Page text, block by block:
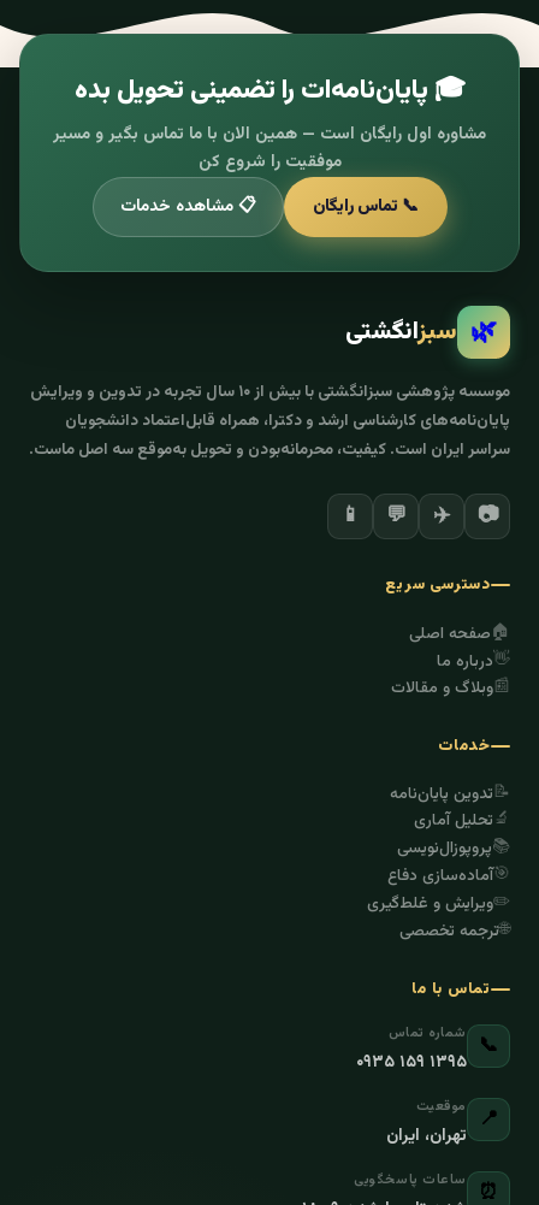
🎓 پایان‌نامه‌ات را تضمینی تحویل بده
مشاوره اول رایگان است — همین الان با ما تماس بگیر و مسیر
موفقیت را شروع کن
📞 تماس رایگان
📋 مشاهده خدمات
🌿 سبزانگشتی
موسسه پژوهشی سبزانگشتی با بیش از ۱۰ سال تجربه در تدوین و ویرایش
پایان‌نامه‌های کارشناسی ارشد و دکترا، همراه قابل‌اعتماد دانشجویان
سراسر ایران است. کیفیت، محرمانه‌بودن و تحویل به‌موقع سه اصل ماست.
📷
✈️
💬
📱
دسترسی سریع
🏠صفحه اصلی
👋درباره ما
📰وبلاگ و مقالات
خدمات
📝تدوین پایان‌نامه
🔬تحلیل آماری
📚پروپوزال‌نویسی
🎯آماده‌سازی دفاع
✏️ویرایش و غلط‌گیری
🌐ترجمه تخصصی
تماس با ما
📞 شماره تماس
۰۹۳۵ ۱۵۹ ۱۳۹۵
📍 موقعیت
تهران، ایران
⏰ ساعات پاسخگویی